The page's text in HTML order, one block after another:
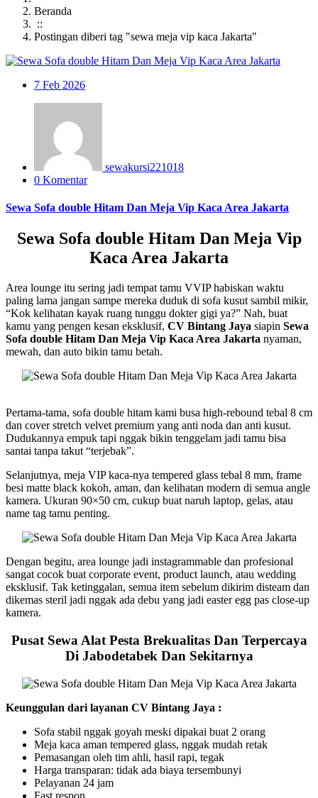
Beranda
::
Postingan diberi tag "sewa meja vip kaca Jakarta"
7 Feb 2026
sewakursi221018
0 Komentar
Sewa Sofa double Hitam Dan Meja Vip Kaca Area Jakarta
Sewa Sofa double Hitam Dan Meja Vip
Kaca Area Jakarta
Area lounge itu sering jadi tempat tamu VVIP habiskan waktu
paling lama jangan sampe mereka duduk di sofa kusut sambil mikir,
“Kok kelihatan kayak ruang tunggu dokter gigi ya?” Nah, buat
kamu yang pengen kesan eksklusif, CV Bintang Jaya siapin Sewa
Sofa double Hitam Dan Meja Vip Kaca Area Jakarta nyaman,
mewah, dan auto bikin tamu betah.
Pertama-tama, sofa double hitam kami busa high-rebound tebal 8 cm
dan cover stretch velvet premium yang anti noda dan anti kusut.
Dudukannya empuk tapi nggak bikin tenggelam jadi tamu bisa
santai tanpa takut “terjebak”.
Selanjutnya, meja VIP kaca-nya tempered glass tebal 8 mm, frame
besi matte black kokoh, aman, dan kelihatan modern di semua angle
kamera. Ukuran 90×50 cm, cukup buat naruh laptop, gelas, atau
name tag tamu penting.
Dengan begitu, area lounge jadi instagrammable dan profesional
sangat cocok buat corporate event, product launch, atau wedding
eksklusif. Tak ketinggalan, semua item sebelum dikirim disteam dan
dikemas steril jadi nggak ada debu yang jadi easter egg pas close-up
kamera.
Pusat Sewa Alat Pesta Brekualitas Dan Terpercaya
Di Jabodetabek Dan Sekitarnya
Keunggulan dari layanan CV Bintang Jaya :
Sofa stabil nggak goyah meski dipakai buat 2 orang
Meja kaca aman tempered glass, nggak mudah retak
Pemasangan oleh tim ahli, hasil rapi, tegak
Harga transparan: tidak ada biaya tersembunyi
Pelayanan 24 jam
Fast respon